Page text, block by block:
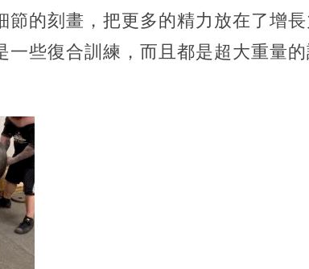
的刻畫，把更多的精力放在了增
一些復合訓練，而且都是超大重量